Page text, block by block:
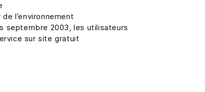
l’environnement
septembre 2003, les utilisateurs
sur site gratuit